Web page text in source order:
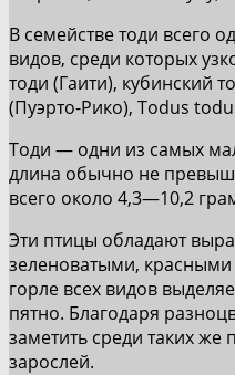
В семействе тоди всего
видов, среди которых
тоди (Гаити), кубинский
(Пуэрто-Рико), Todus
Тоди — одни из самых
длина обычно не
всего около 4,3—10,2
Эти птицы обладают
зеленоватыми,
горле всех видов
пятно. Благодаря
заметить среди таких же
зарослей.